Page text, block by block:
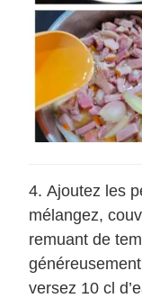
Ajoutez les
mélangez,
remuant de
versez 10 cl